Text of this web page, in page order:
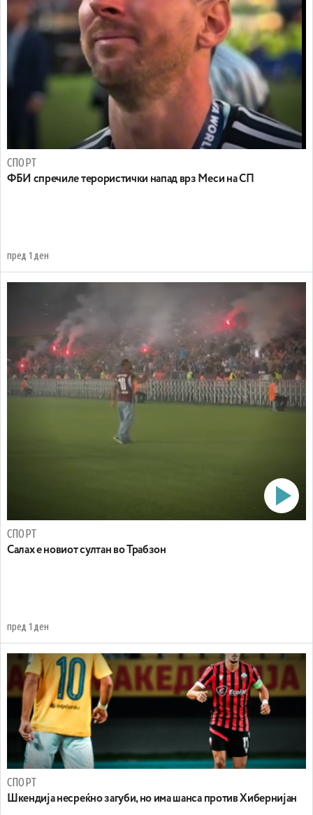
СПОРТ
ФБИ спречиле терористички напад врз Меси на СП
пред 1 ден
СПОРТ
Салах е новиот султан во Трабзон
пред 1 ден
СПОРТ
Шкендија несреќно загуби, но има шанса против Хибернијан